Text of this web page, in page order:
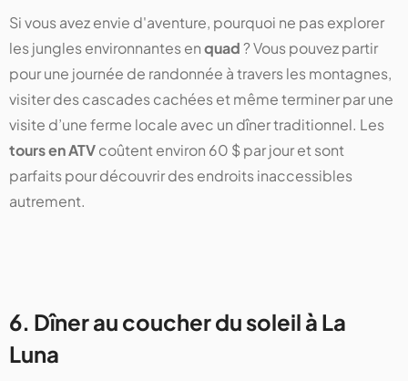
Si vous avez envie d'aventure, pourquoi ne pas explorer
les jungles environnantes enquad? Vous pouvez partir
pour une journée de randonnée à travers les montagnes,
visiter des cascades cachées et même terminer par une
visite d’une ferme locale avec un dîner traditionnel. Les
tours en ATVcoûtent environ 60 $ par jour et sont
parfaits pour découvrir des endroits inaccessibles
autrement.
6. Dîner au coucher du soleil à La
Luna